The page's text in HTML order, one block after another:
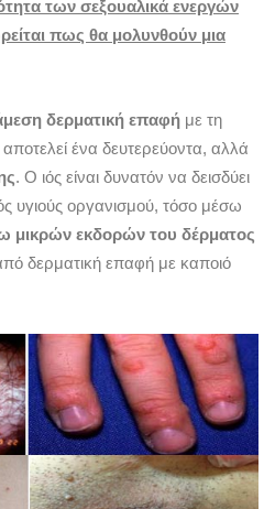
των σεξουαλικά ενεργών
πως θα μολυνθούν μια
δερματική επαφή με τη
ένα δευτερεύοντα, αλλά
. Ο ιός είναι δυνατόν να δεισδύει
υγιούς οργανισμού, τόσο μέσω
μικρών εκδορών του δέρματος
δερματική επαφή με καποιό